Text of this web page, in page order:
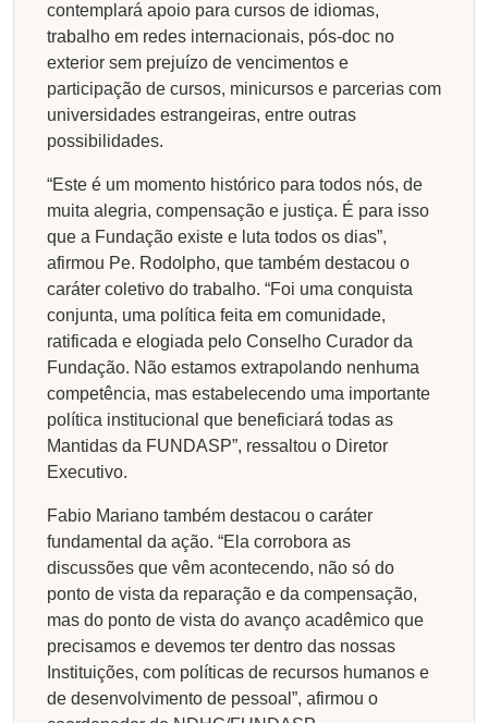
contemplará apoio para cursos de idiomas,
trabalho em redes internacionais, pós-doc no
exterior sem prejuízo de vencimentos e
participação de cursos, minicursos e parcerias com
universidades estrangeiras, entre outras
possibilidades.
“Este é um momento histórico para todos nós, de
muita alegria, compensação e justiça. É para isso
que a Fundação existe e luta todos os dias”,
afirmou Pe. Rodolpho, que também destacou o
caráter coletivo do trabalho. “Foi uma conquista
conjunta, uma política feita em comunidade,
ratificada e elogiada pelo Conselho Curador da
Fundação. Não estamos extrapolando nenhuma
competência, mas estabelecendo uma importante
política institucional que beneficiará todas as
Mantidas da FUNDASP”, ressaltou o Diretor
Executivo.
Fabio Mariano também destacou o caráter
fundamental da ação. “Ela corrobora as
discussões que vêm acontecendo, não só do
ponto de vista da reparação e da compensação,
mas do ponto de vista do avanço acadêmico que
precisamos e devemos ter dentro das nossas
Instituições, com políticas de recursos humanos e
de desenvolvimento de pessoal”, afirmou o